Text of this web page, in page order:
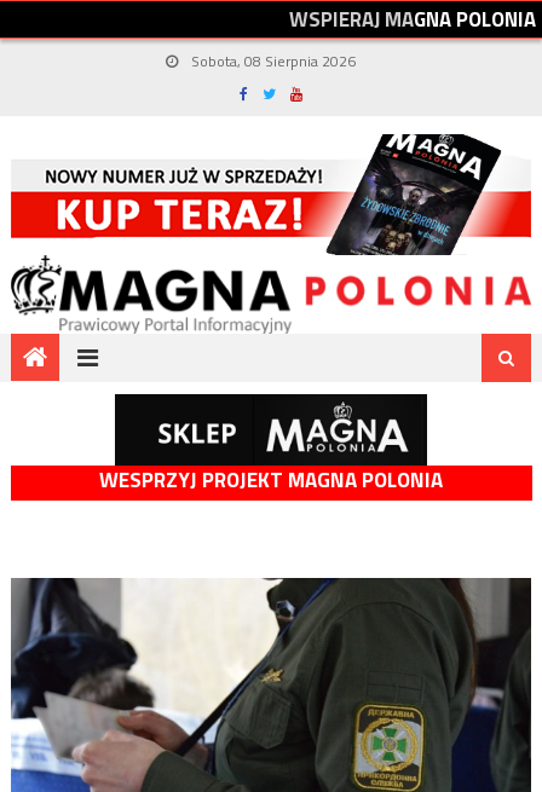
WSPIERAJMAGNAPOLONIA
Sobota, 08 Sierpnia 2026
WESPRZYJ PROJEKT MAGNA POLONIA